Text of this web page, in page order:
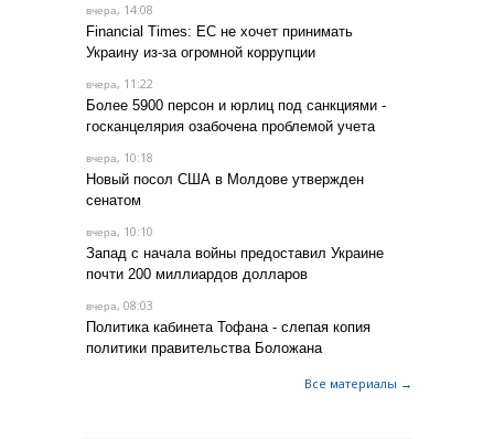
вчера, 14:08
Financial Times: ЕС не хочет принимать
Украину из-за огромной коррупции
вчера, 11:22
Более 5900 персон и юрлиц под санкциями -
госканцелярия озабочена проблемой учета
вчера, 10:18
Новый посол США в Молдове утвержден
сенатом
вчера, 10:10
Запад с начала войны предоставил Украине
почти 200 миллиардов долларов
вчера, 08:03
Политика кабинета Тофана - слепая копия
политики правительства Боложана
Все материалы →